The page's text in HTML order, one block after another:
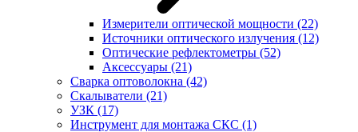
Измерители оптической мощности (22)
Источники оптического излучения (12)
Оптические рефлектометры (52)
Аксессуары (21)
Сварка оптоволокна (42)
Скалыватели (21)
УЗК (17)
Инструмент для монтажа СКС (1)